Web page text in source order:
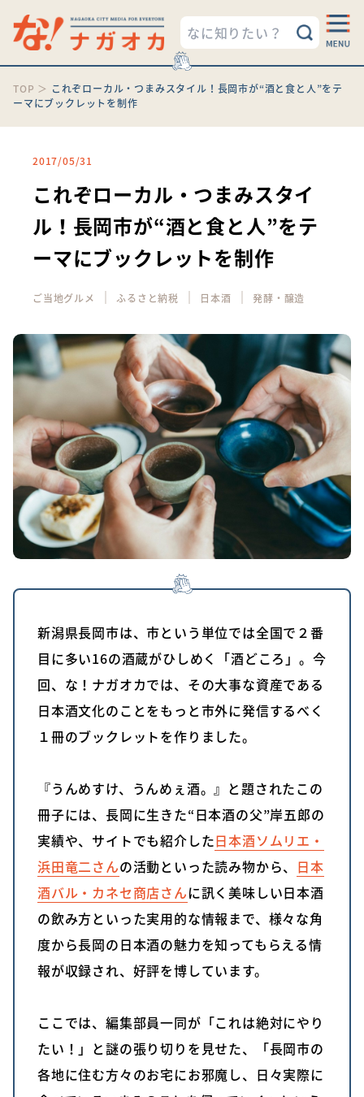
TOP ＞ これぞローカル・つまみスタイル！長岡市が“酒と食と人”をテ
ーマにブックレットを制作
2017/05/31
これぞローカル・つまみスタイ
ル！長岡市が“酒と食と人”をテ
ーマにブックレットを制作
ご当地グルメ ｜ふるさと納税 ｜ 日本酒 ｜発酵・醸造
新潟県長岡市は、市という単位では全国で２番
目に多い16の酒蔵がひしめく「酒どころ」。今
回、な！ナガオカでは、その大事な資産である
日本酒文化のことをもっと市外に発信するべく
１冊のブックレットを作りました。
『うんめすけ、うんめぇ酒。』と題されたこの
冊子には、長岡に生きた“日本酒の父”岸五郎の
実績や、サイトでも紹介した日本酒ソムリエ・
浜田竜二さんの活動といった読み物から、 日本
酒バル・カネセ商店さんに訊く美味しい日本酒
の飲み方といった実用的な情報まで、様々な角
度から長岡の日本酒の魅力を知ってもらえる情
報が収録され、好評を博しています。
ここでは、編集部員一同が「これは絶対にやり
たい！」と謎の張り切りを見せた、「長岡市の
各地に住む方々のお宅にお邪魔し、日々実際に